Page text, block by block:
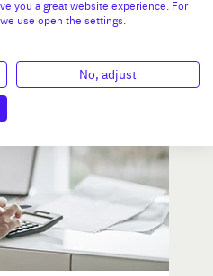
:1 300 000 €
you a great website experience. For
use open the settings.
No, adjust